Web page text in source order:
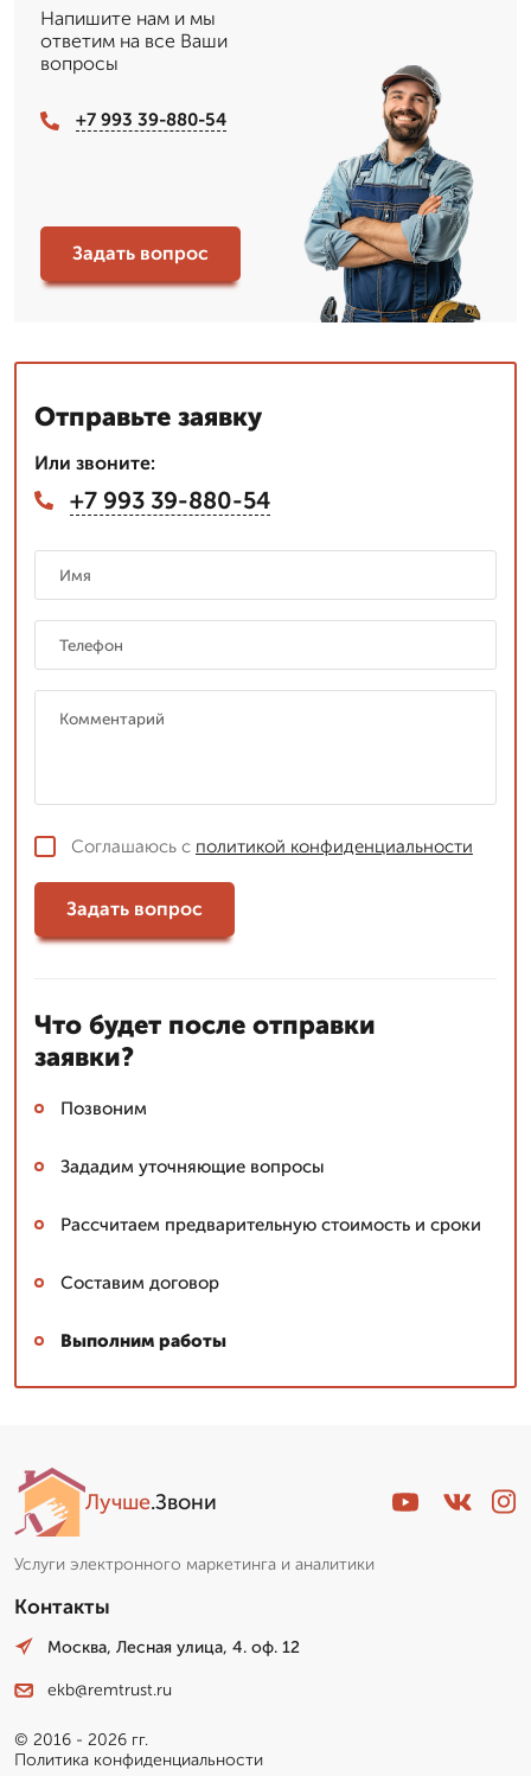
Напишите нам и мы
ответим на все Ваши
вопросы
+7 993 39-880-54
Задать вопрос
Отправьте заявку
Или звоните:
+7 993 39-880-54
Соглашаюсь с политикой конфиденциальности
Задать вопрос
Что будет после отправки
заявки?
Позвоним
Зададим уточняющие вопросы
Рассчитаем предварительную стоимость и сроки
Составим договор
Выполним работы
Лучше.Звони
Услуги электронного маркетинга и аналитики
Контакты
Москва, Лесная улица, 4. оф. 12
ekb@remtrust.ru
© 2016 - 2026 гг.
Политика конфиденциальности